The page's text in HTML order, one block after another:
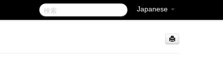
Japanese